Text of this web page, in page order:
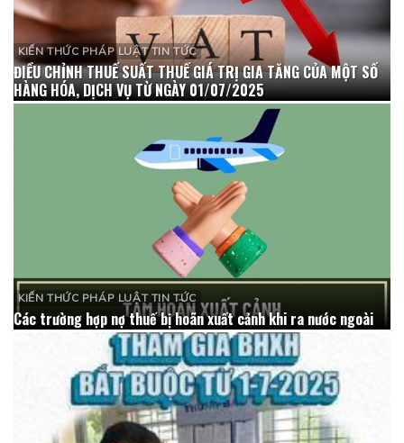
KIẾN THỨC PHÁP LUẬT TIN TỨC
ĐIỀU CHỈNH THUẾ SUẤT THUẾ GIÁ TRỊ GIA TĂNG CỦA MỘT SỐ
HÀNG HÓA, DỊCH VỤ TỪ NGÀY 01/07/2025
KIẾN THỨC PHÁP LUẬT TIN TỨC
Các trường hợp nợ thuế bị hoãn xuất cảnh khi ra nước ngoài